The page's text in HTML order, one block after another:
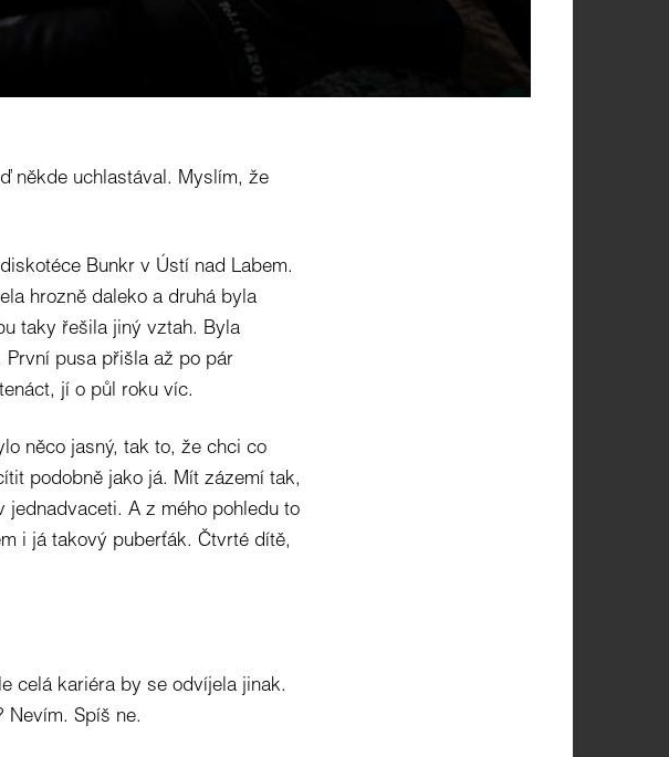
někde uchlastával. Myslím, že
Bunkr v Ústí nad Labem.
hrozně daleko a druhá byla
taky řešila jiný vztah. Byla
První pusa přišla až po pár
jí o půl roku víc.
něco jasný, tak to, že chci co
podobně jako já. Mít zázemí tak,
A z mého pohledu to
i já takový puberťák. Čtvrté dítě,
celá kariéra by se odvíjela jinak.
Nevím. Spíš ne.